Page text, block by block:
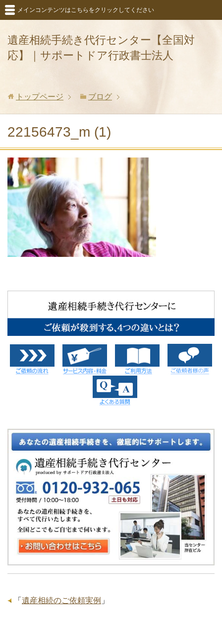
遺産相続手続き代行センター【全国対
応】｜サポートドア行政書士法人
メインコンテンツはこちらをクリックしてください
トップページ ブログ
22156473_m (1)
「 遺産相続のご依頼実例 」